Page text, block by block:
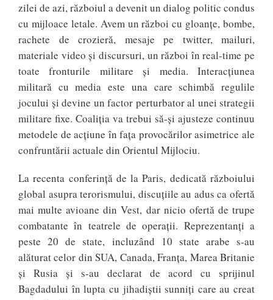
zilei de azi, războiul a devenit un dialog politic condus
cu mijloace letale. Avem un război cu gloanțe, bombe,
rachete de crozieră, mesaje pe twitter, mailuri,
materiale video și discursuri, un război în real-time pe
toate fronturile militare și media. Interacțiunea
militară cu media este una care schimbă regulile
jocului și devine un factor perturbator al unei strategii
militare fixe. Coaliția va trebui să-și ajusteze continuu
metodele de acțiune în fața provocărilor asimetrice ale
confruntării actuale din Orientul Mijlociu.
La recenta conferință de la Paris, dedicată războiului
global asupra terorismului, discuțiile au adus ca ofertă
mai multe avioane din Vest, dar nicio ofertă de trupe
combatante în teatrele de operații. Reprezentanți a
peste 20 de state, incluzând 10 state arabe s-au
alăturat celor din SUA, Canada, Franța, Marea Britanie
și Rusia și s-au declarat de acord cu sprijinul
Bagdadului în lupta cu jihadiștii sunniți care au creat